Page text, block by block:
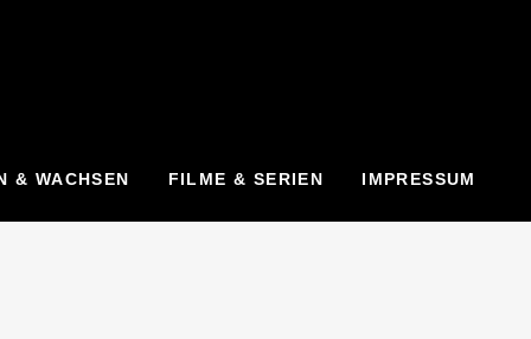
& WACHSEN FILME & SERIEN IMPRESSUM